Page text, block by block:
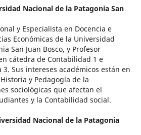
Nacional de la Patagonia San
y Especialista en Docencia e
Económicas de la Universidad
San Juan Bosco, y Profesor
cátedra de Contabilidad 1 e
Sus intereses académicos están en
y Pedagogía de la
sociológicas que afectan el
y la Contabilidad social.
Nacional de la Patagonia